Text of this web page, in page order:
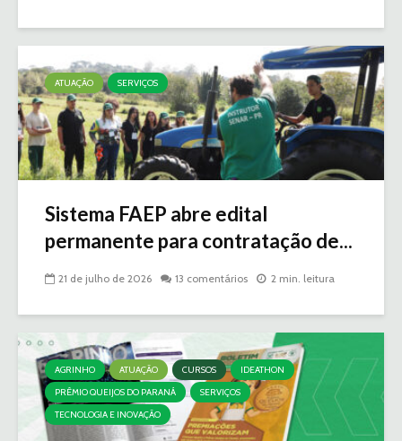
ATUAÇÃO SERVIÇOS
Sistema FAEP abre edital
permanente para contratação de...
21 de julho de 2026 13 comentários 2 min. leitura
AGRINHO ATUAÇÃO CURSOS
IDEATHON
PRÊMIO QUEIJOS DO PARANÁ
SERVIÇOS
TECNOLOGIA E INOVAÇÃO